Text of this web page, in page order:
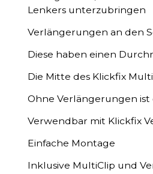
Lenkers unterzubringen
Verlängerungen an den
Diese haben einen
Die Mitte des Klickfix
Ohne Verlängerungen
Verwendbar mit Klickfix
Einfache Montage
Inklusive MultiClip und